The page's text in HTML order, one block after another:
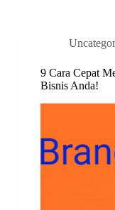
9 Cara Cepat
Bisnis Anda!